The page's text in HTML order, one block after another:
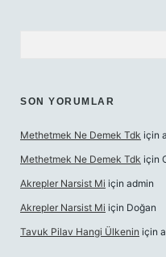
SON YORUMLAR
Methetmek Ne Demek Tdk için
Methetmek Ne Demek Tdk için
Akrepler Narsist Mi için admin
Akrepler Narsist Mi için Doğan
Tavuk Pilav Hangi Ülkenin için